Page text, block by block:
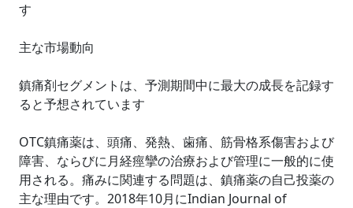
す
主な市場動向
鎮痛剤セグメントは、予測期間中に最大の成長を記録す
ると予想されています
OTC鎮痛薬は、頭痛、発熱、歯痛、筋骨格系傷害および
障害、ならびに月経痙攣の治療および管理に一般的に使
用される。痛みに関連する問題は、鎮痛薬の自己投薬の
主な理由です。2018年10月にIndian Journal of